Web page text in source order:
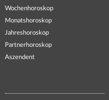
Wochenhoroskop
Monatshoroskop
Jahreshoroskop
Partnerhoroskop
Aszendent